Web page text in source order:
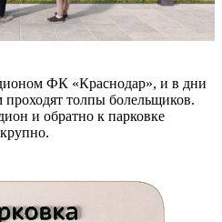
ФК «Краснодар», и в дни
толпы болельщиков.
и обратно к парковке